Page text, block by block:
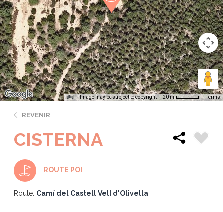
Image may be subject to copyright 20 m Terms
REVENIR
CISTERNA
ROUTE POI
Route: Camí del Castell Vell d'Olivella